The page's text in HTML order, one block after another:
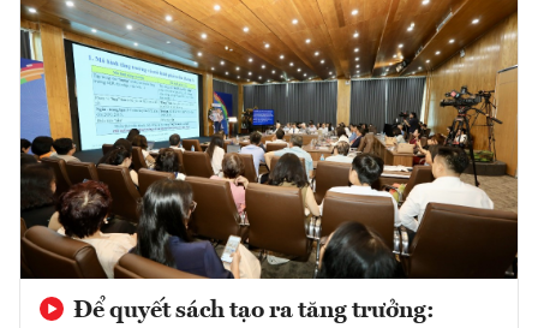
Để quyết sách tạo ra tăng trưởng: